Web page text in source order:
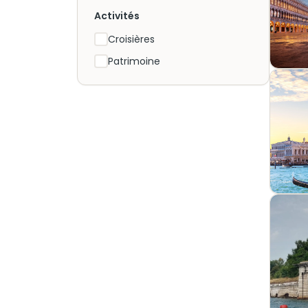
Activités
Croisières
Patrimoine